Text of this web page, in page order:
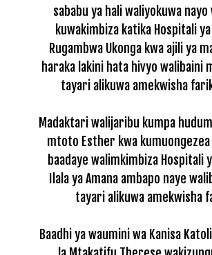
sababu ya hali waliyokuwa nayo
kuwakimbiza katika Hospitali
Rugambwa Ukonga kwa ajili ya
haraka lakini hata hivyo walibaini
tayari alikuwa amekwisha
Madaktari walijaribu kumpa
mtoto Esther kwa kumuongezea
baadaye walimkimbiza Hospitali
Ilala ya Amana ambapo naye
tayari alikuwa amekwisha
Baadhi ya waumini wa Kanisa